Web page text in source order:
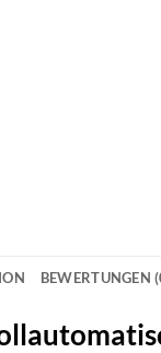
BEWERTUNGEN